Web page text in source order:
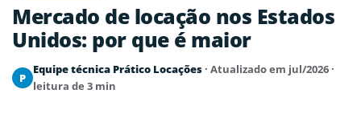
Mercado de locação nos Estados
Unidos: por que é maior
P
Equipe técnica Prático Locações · Atualizado em jul/2026 ·
leitura de 3 min